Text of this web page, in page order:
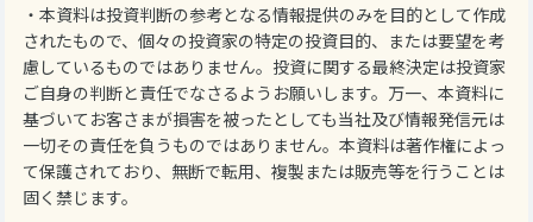
・本資料は投資判断の参考となる情報提供のみを目的として作成
されたもので、個々の投資家の特定の投資目的、または要望を考
慮しているものではありません。投資に関する最終決定は投資家
ご自身の判断と責任でなさるようお願いします。万一、本資料に
基づいてお客さまが損害を被ったとしても当社及び情報発信元は
一切その責任を負うものではありません。本資料は著作権によっ
て保護されており、無断で転用、複製または販売等を行うことは
固く禁じます。